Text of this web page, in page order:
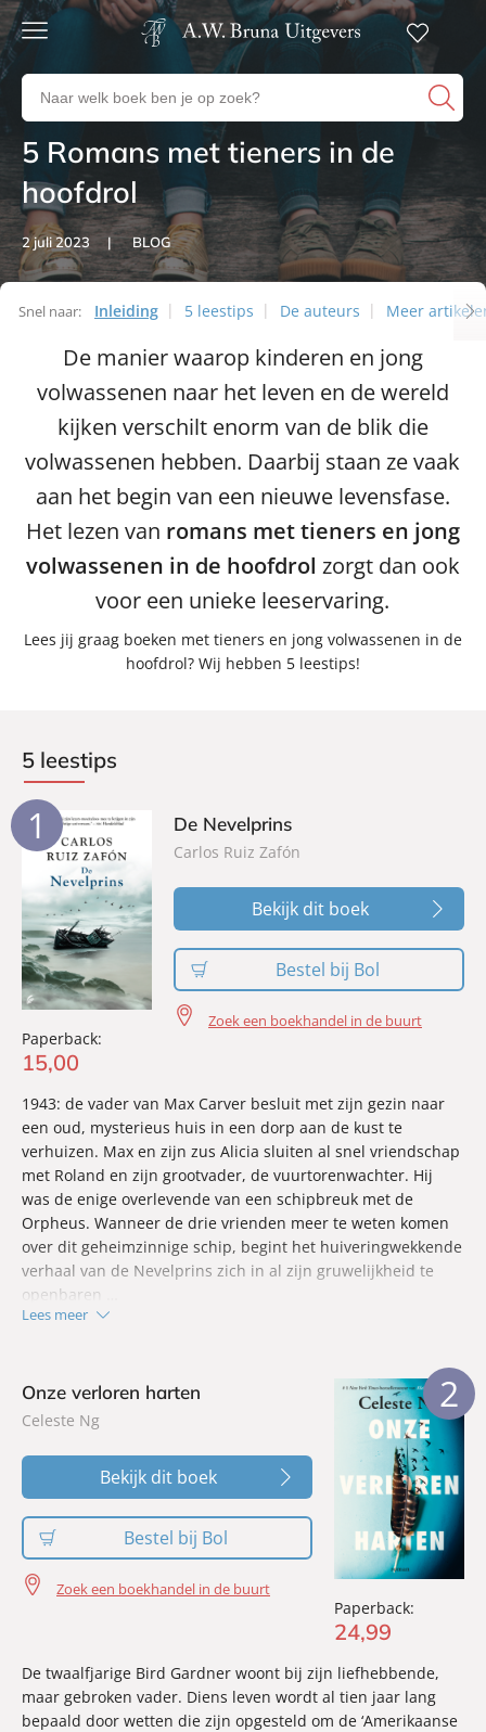
Gratis
verzending
23:00
volgende
werkdag
in huis
Veilig
betalen
Gratis
Zoeken
naar
auteurs
en
uitgevers
Artikelen
5 Romans met tieners in de
hoofdrol
2 juli 2023 BLOG
Snel naar: Inleiding 5 leestips De auteurs
Meer
Artikelen
De manier waarop kinderen en jong
volwassenen naar het leven en de wereld
kijken verschilt enorm van de blik die
volwassenen hebben. Daarbij staan ze vaak
aan het begin van een nieuwe levensfase.
Het lezen van romans met tieners en jong
volwassenen in de hoofdrol zorgt dan ook
voor een unieke leeservaring.
Lees jij graag boeken met tieners en jong volwassenen in de
hoofdrol? Wij hebben 5 leestips!
5 leestips
1
Paperback:
15,00
De Nevelprins
Carlos Ruiz Zafón
Bekijk dit boek
Bestel bij Bol
Zoek een boekhandel in de buurt
1943: de vader van Max Carver besluit met zijn gezin naar
een oud, mysterieus huis in een dorp aan de kust te
verhuizen. Max en zijn zus Alicia sluiten al snel vriendschap
met Roland en zijn grootvader, de vuurtorenwachter. Hij
was de enige overlevende van een schipbreuk met de
Orpheus. Wanneer de drie vrienden meer te weten komen
over dit geheimzinnige schip, begint het huiveringwekkende
verhaal van de Nevelprins zich in al zijn gruwelijkheid te
openbaren …
Lees meer
2
Paperback:
24,99
Onze verloren harten
Celeste Ng
Bekijk dit boek
Bestel bij Bol
Zoek een boekhandel in de buurt
De twaalfjarige Bird Gardner woont bij zijn liefhebbende,
maar gebroken vader. Diens leven wordt al tien jaar lang
bepaald door wetten die zijn opgesteld om de ‘Amerikaanse